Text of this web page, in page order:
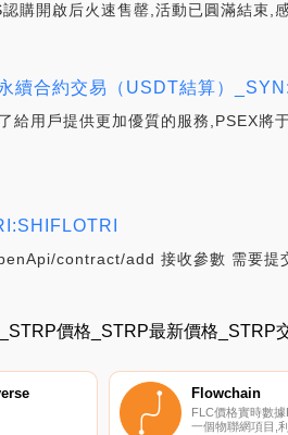
購開啟后火速售罄,活動已圓滿結束,
續合約交易（USDT結算）
給用戶提供更加優質的服務,PSEX
contract/add 接收參數 需要
價格_STRP最新價格_STRP
Flowchain
FLC價格實時數
一個物聯網項目,